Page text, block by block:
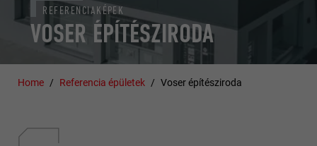
VOSER ÉPÍTÉSZIRODA
REFERENCIAKÉPEK
Home Referencia épületek Voser építésziroda